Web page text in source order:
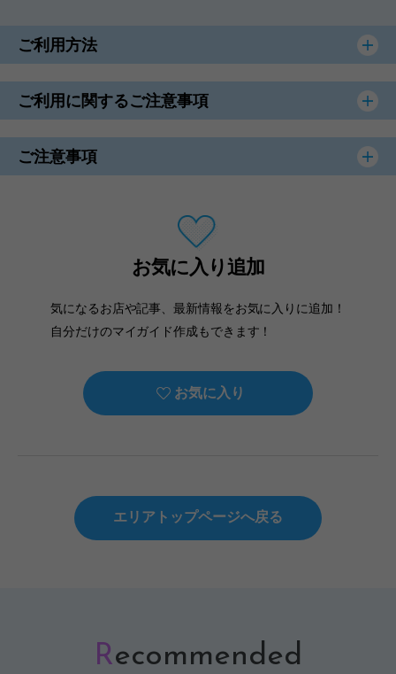
ご利用方法
ご利用に関するご注意事項
ご注意事項
お気に入り追加
気になるお店や記事、最新情報をお気に入りに追加！
自分だけのマイガイド作成もできます！
お気に入り
エリアトップページへ戻る
Recommended